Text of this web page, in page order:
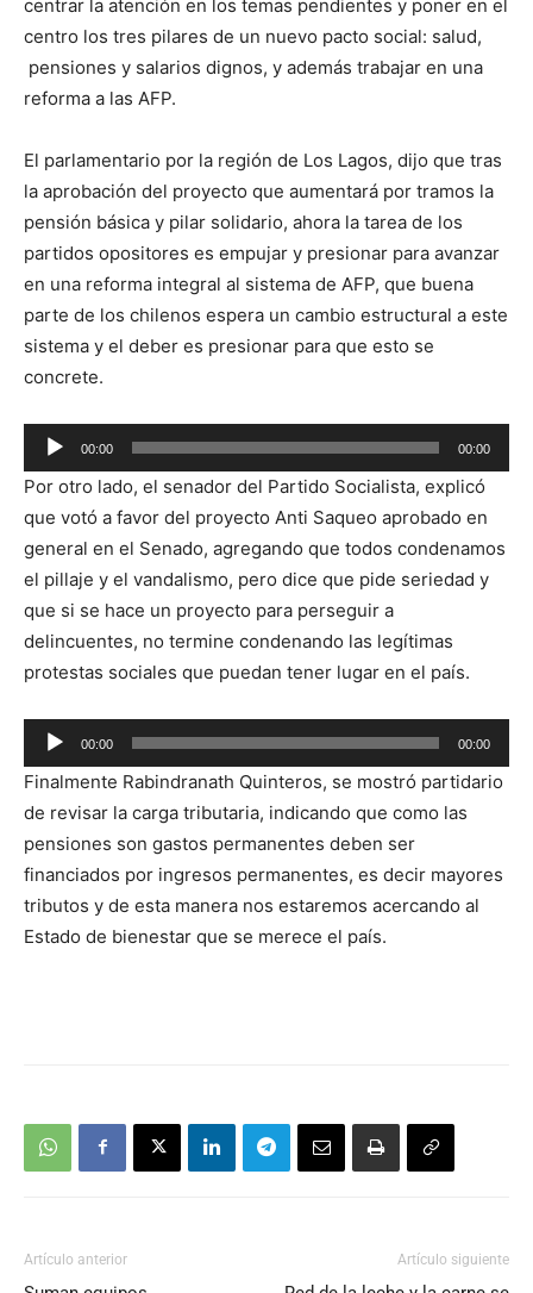
centrar la atención en los temas pendientes y poner en el
centro los tres pilares de un nuevo pacto social: salud,
pensiones y salarios dignos, y además trabajar en una
reforma a las AFP.
El parlamentario por la región de Los Lagos, dijo que tras
la aprobación del proyecto que aumentará por tramos la
pensión básica y pilar solidario, ahora la tarea de los
partidos opositores es empujar y presionar para avanzar
en una reforma integral al sistema de AFP, que buena
parte de los chilenos espera un cambio estructural a este
sistema y el deber es presionar para que esto se
concrete.
Reproductor
de
audio
00:00 00:00
Por otro lado, el senador del Partido Socialista, explicó
que votó a favor del proyecto Anti Saqueo aprobado en
general en el Senado, agregando que todos condenamos
el pillaje y el vandalismo, pero dice que pide seriedad y
que si se hace un proyecto para perseguir a
delincuentes, no termine condenando las legítimas
protestas sociales que puedan tener lugar en el país.
Reproductor
de
audio
00:00 00:00
Finalmente Rabindranath Quinteros, se mostró partidario
de revisar la carga tributaria, indicando que como las
pensiones son gastos permanentes deben ser
financiados por ingresos permanentes, es decir mayores
tributos y de esta manera nos estaremos acercando al
Estado de bienestar que se merece el país.
Artículo anterior Artículo siguiente